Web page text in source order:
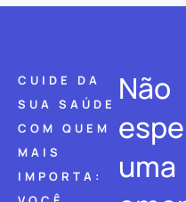
CUIDE DA
SUA SAÚDE
COM QUEM
MAIS
IMPORTA:
Não
uma